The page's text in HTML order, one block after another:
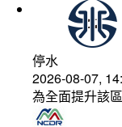
停水
2026-08-07,
為全面提升該